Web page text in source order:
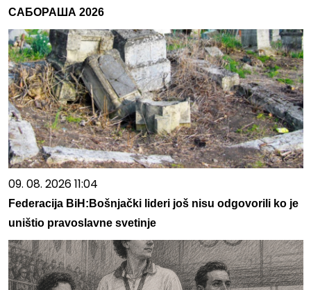
САБОРАША 2026
09. 08. 2026 11:04
Federacija BiH:Bošnjački lideri još nisu odgovorili ko je
uništio pravoslavne svetinje